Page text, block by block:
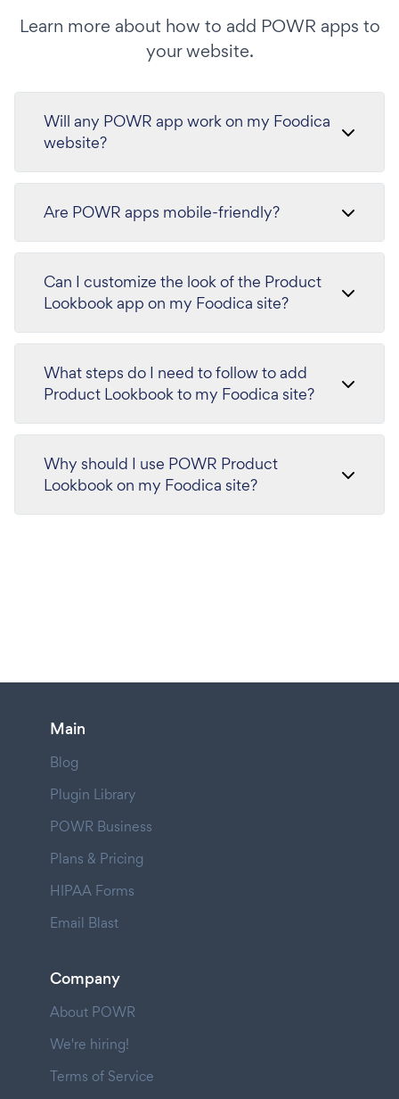
Learn more about how to add POWR apps to
your website.
Will any POWR app work on my Foodica
website?
Are POWR apps mobile-friendly?
Can I customize the look of the Product
Lookbook app on my Foodica site?
What steps do I need to follow to add
Product Lookbook to my Foodica site?
Why should I use POWR Product
Lookbook on my Foodica site?
Main
Blog
Plugin Library
POWR Business
Plans & Pricing
HIPAA Forms
Email Blast
Company
About POWR
We're hiring!
Terms of Service